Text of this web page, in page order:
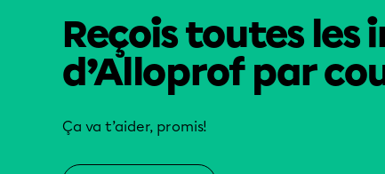
Reçois toutes les
d’Alloprof par
Ça va t’aider, promis!